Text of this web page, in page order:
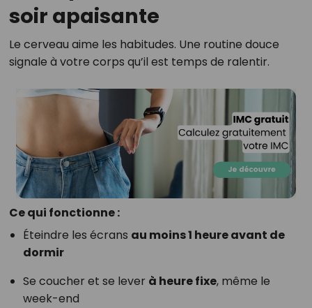
soir apaisante
Le cerveau aime les habitudes. Une routine douce
signale à votre corps qu’il est temps de ralentir.
Ce qui fonctionne :
Éteindre les écrans au moins 1 heure avant de
dormir
Se coucher et se lever à heure fixe, même le
week-end